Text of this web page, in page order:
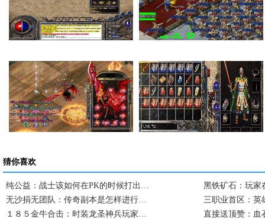
在传奇私服里面如何… 法师的感化也就是提…
猜你喜欢
纯公益：战士该如何在PK的时候打出…
黑铁矿石：玩
无沙捐无团队：传奇副本是怎样进行…
三职业首区：
１８５金牛合击：时装龙圣神兵玩家…
直接送顶赞：